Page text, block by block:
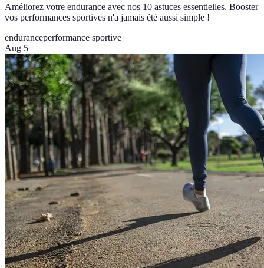
Améliorez votre endurance avec nos 10 astuces essentielles. Booster
vos performances sportives n'a jamais été aussi simple !
enduranceperformance sportive
Aug 5